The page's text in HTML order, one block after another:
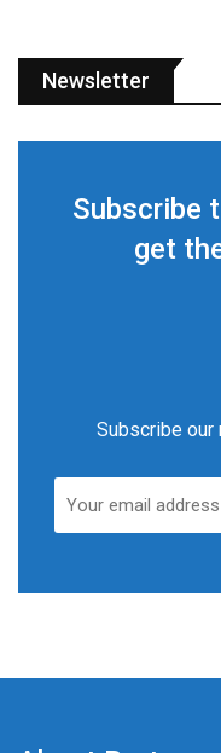
Newsletter
Subscribe
get
Subscribe